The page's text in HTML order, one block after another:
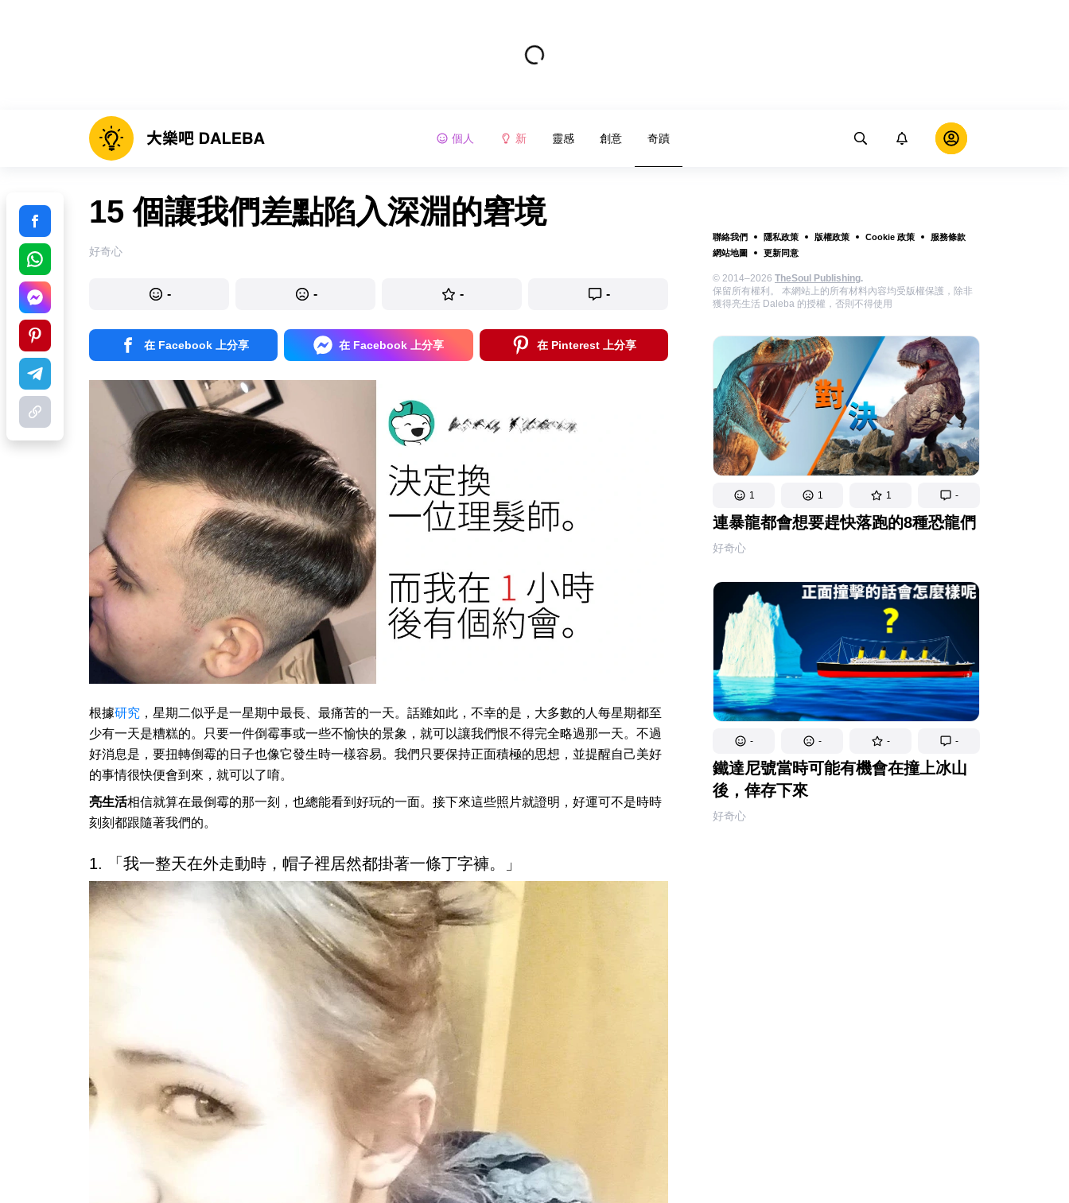
個人 新 靈感 創意 奇蹟
聯絡我們 隱私政策 版權政策 Cookie 政策
服務條款
網站地圖
更新同意
© 2014–2026 TheSoul Publishing.
保留所有權利。 本網站上的所有材料內容均受版權保護，除非
獲得亮生活 Daleba 的授權，否則不得使用
1 1 1 -
連暴龍都會想要趕快落跑的8種恐龍們
好奇心
- - - -
鐵達尼號當時可能有機會在撞上冰山
後，倖存下來
好奇心
15 個讓我們差點陷入深淵的窘境
好奇心
- - - -
在 Facebook 上分享 在 Facebook 上分享 在 Pinterest 上分享
根據研究 ，星期二似乎是一星期中最長、最痛苦的一天。話雖如此，不幸的是，大多數的人每星期都至
少有一天是糟糕的。只要一件倒霉事或一些不愉快的景象，就可以讓我們恨不得完全略過那一天。不過
好消息是，要扭轉倒霉的日子也像它發生時一樣容易。我們只要保持正面積極的思想，並提醒自己美好
的事情很快便會到來，就可以了唷。
亮生活相信就算在最倒霉的那一刻，也總能看到好玩的一面。接下來這些照片就證明，好運可不是時時
刻刻都跟隨著我們的。
1. 「我一整天在外走動時，帽子裡居然都掛著一條丁字褲。」